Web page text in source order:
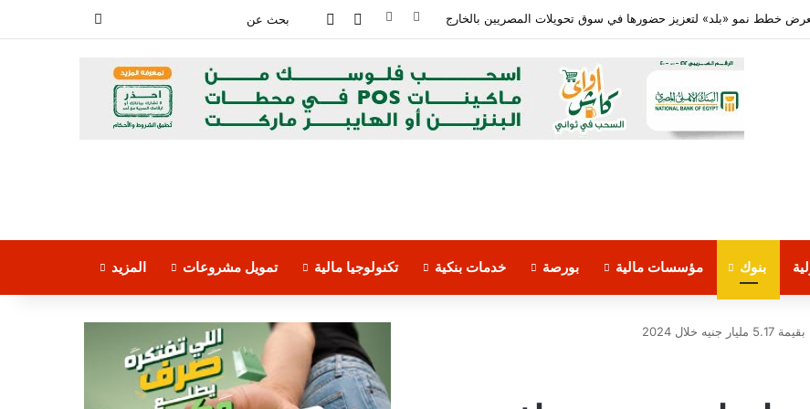
معدلات الشمول المالي تواصل ارتفاعها 79% من المواطنين يمتلكون حسابات نشطة تمكنهم من إجراء معاملات مالية فيسبوك‫YouTube
بنوك مؤسسات مالية بورصة خدمات بنكية تكنولوجيا مالية تمويل مشروعات المزيد
2024